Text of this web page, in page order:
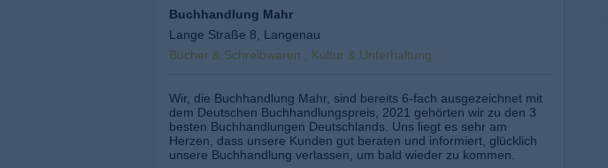
Buchhandlung Mahr
Lange Straße 8, Langenau
Bücher & Schreibwaren , Kultur & Unterhaltung
Wir, die Buchhandlung Mahr, sind bereits 6-fach ausgezeichnet mit
dem Deutschen Buchhandlungspreis, 2021 gehörten wir zu den 3
besten Buchhandlungen Deutschlands. Uns liegt es sehr am
Herzen, dass unsere Kunden gut beraten und informiert, glücklich
unsere Buchhandlung verlassen, um bald wieder zu kommen.